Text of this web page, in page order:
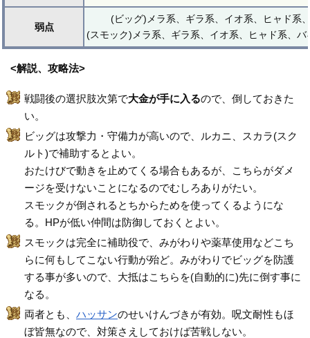
弱点
(ビッグ)メラ系、ギラ系、イオ系、ヒャド系
(スモック)メラ系、ギラ系、イオ系、ヒャド系、
<解説、攻略法>
戦闘後の選択肢次第で大金が手に入るので、倒しておきた
い。
ビッグは攻撃力・守備力が高いので、ルカニ、スカラ(スク
ルト)で補助するとよい。
おたけびで動きを止めてくる場合もあるが、こちらがダメ
ージを受けないことになるのでむしろありがたい。
スモックが倒されるとちからためを使ってくるようにな
る。HPが低い仲間は防御しておくとよい。
スモックは完全に補助役で、みがわりや薬草使用などこち
らに何もしてこない行動が殆ど。みがわりでビッグを防護
する事が多いので、大抵はこちらを(自動的に)先に倒す事に
なる。
両者とも、ハッサンのせいけんづきが有効。呪文耐性もほ
ぼ皆無なので、対策さえしておけば苦戦しない。